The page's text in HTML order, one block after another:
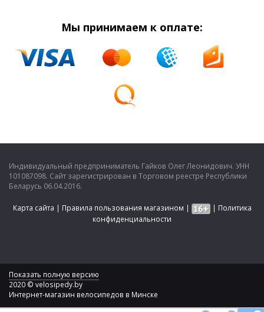
Мы принимаем к оплате:
Индивидуальный предприниматель Гайков Олег Леонидович. УНН
101087098. Сайт зарегистрирован в Торговом реестре Республики
Беларусь 06.04.2016.
Карта сайта | Правила пользования магазином | | Политика
конфиденциальности
Показать полную версию
2020 © velosipedy.by
Интернет-магазин велосипедов в Минске